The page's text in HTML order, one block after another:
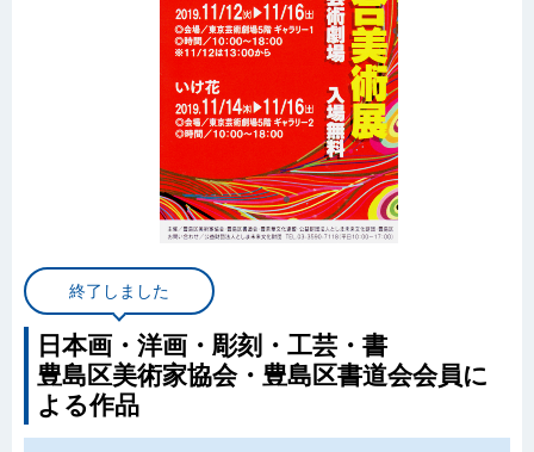
終了しました
日本画・洋画・彫刻・工芸・書
豊島区美術家協会・豊島区書道会会員に
よる作品